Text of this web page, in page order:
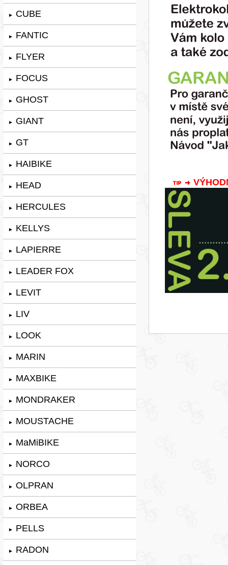
► CUBE
► FANTIC
► FLYER
► FOCUS
► GHOST
► GIANT
► GT
► HAIBIKE
► HEAD
► HERCULES
► KELLYS
► LAPIERRE
► LEADER FOX
► LEVIT
► LIV
► LOOK
► MARIN
► MAXBIKE
► MONDRAKER
► MOUSTACHE
► MaMiBIKE
► NORCO
► OLPRAN
► ORBEA
► PELLS
► RADON